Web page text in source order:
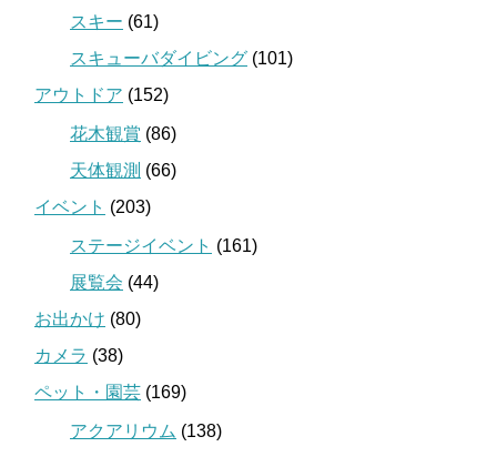
スキー (61)
スキューバダイビング (101)
アウトドア (152)
花木観賞 (86)
天体観測 (66)
イベント (203)
ステージイベント (161)
展覧会 (44)
お出かけ (80)
カメラ (38)
ペット・園芸 (169)
アクアリウム (138)